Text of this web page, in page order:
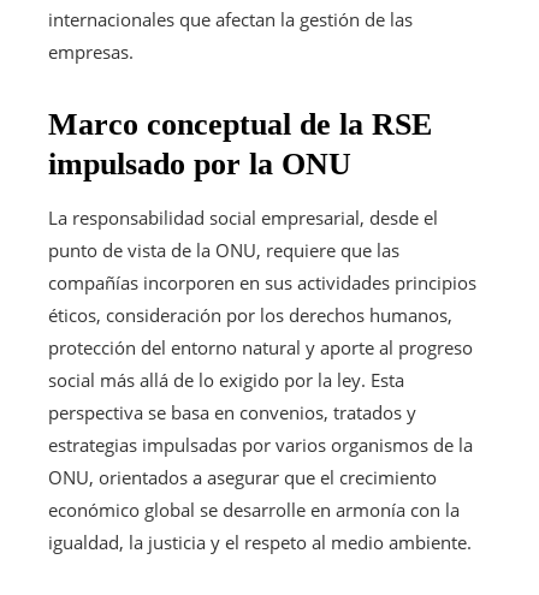
internacionales que afectan la gestión de las
empresas.
Marco conceptual de la RSE
impulsado por la ONU
La responsabilidad social empresarial, desde el
punto de vista de la ONU, requiere que las
compañías incorporen en sus actividades principios
éticos, consideración por los derechos humanos,
protección del entorno natural y aporte al progreso
social más allá de lo exigido por la ley. Esta
perspectiva se basa en convenios, tratados y
estrategias impulsadas por varios organismos de la
ONU, orientados a asegurar que el crecimiento
económico global se desarrolle en armonía con la
igualdad, la justicia y el respeto al medio ambiente.